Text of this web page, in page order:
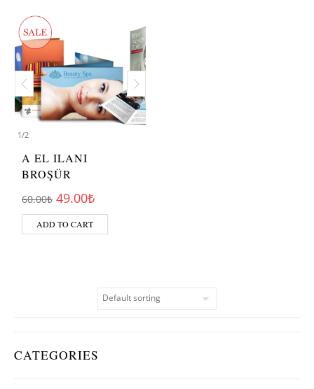
CATEGORIES
1/2
A EL ILANI
BROŞÜR
60.00₺ Original price was: 60.00₺.
49.00₺Current price is: 49.00₺.
ADD TO CART